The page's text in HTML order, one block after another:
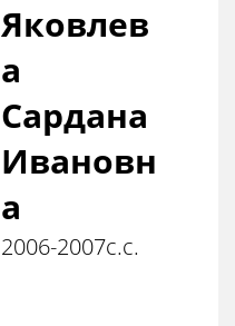
Яковлев
а
Сардана
Ивановн
а
2006-2007с.с.